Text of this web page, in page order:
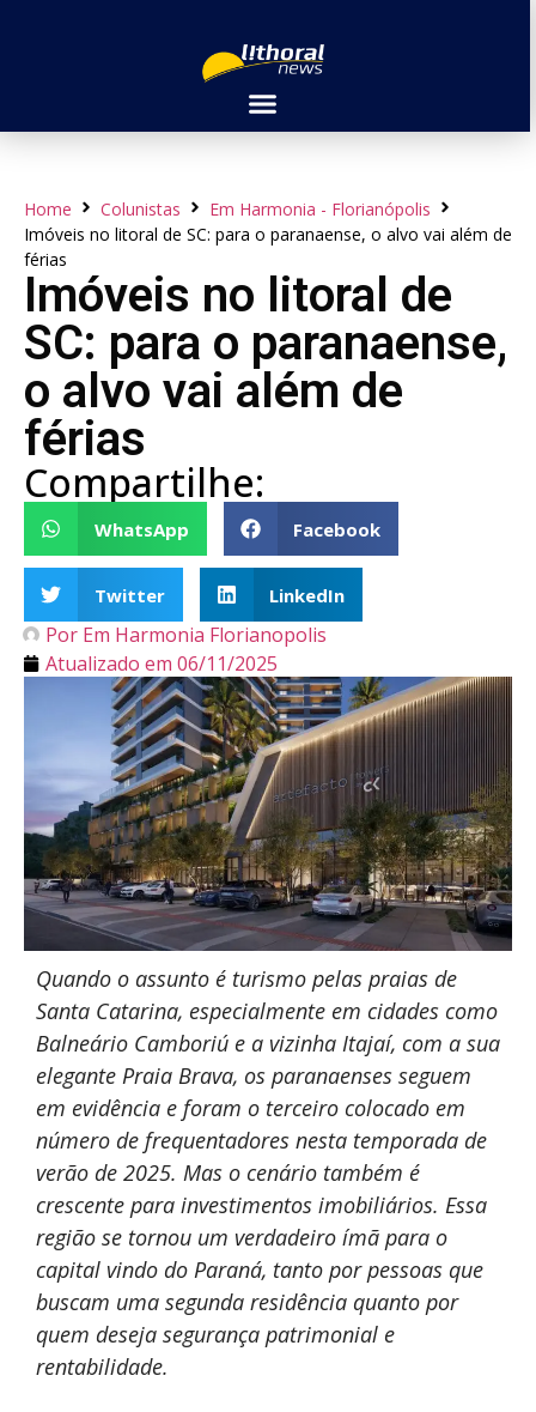
Home Colunistas
Em Harmonia - Florianópolis
Imóveis no litoral de SC: para o paranaense, o alvo vai além de
férias
Imóveis no litoral de
SC: para o paranaense,
o alvo vai além de
férias
Compartilhe:
WhatsApp Facebook
Twitter LinkedIn
Por Em Harmonia Florianopolis
Atualizado em 06/11/2025
Quando o assunto é turismo pelas praias de
Santa Catarina, especialmente em cidades como
Balneário Camboriú e a vizinha Itajaí, com a sua
elegante Praia Brava, os paranaenses seguem
em evidência e foram o terceiro colocado em
número de frequentadores nesta temporada de
verão de 2025. Mas o cenário também é
crescente para investimentos imobiliários. Essa
região se tornou um verdadeiro ímã para o
capital vindo do Paraná, tanto por pessoas que
buscam uma segunda residência quanto por
quem deseja segurança patrimonial e
rentabilidade.